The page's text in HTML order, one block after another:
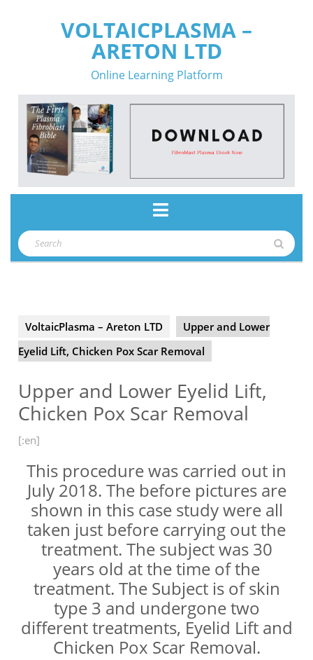
VOLTAICPLASMA –
ARETON LTD
Online Learning Platform
Button
Search
for:
VoltaicPlasma – Areton LTD
Upper and Lower
Eyelid Lift, Chicken Pox Scar Removal
Upper and Lower Eyelid Lift,
Chicken Pox Scar Removal
[:en]
This procedure was carried out in
July 2018. The before pictures are
shown in this case study were all
taken just before carrying out the
treatment. The subject was 30
years old at the time of the
treatment. The Subject is of skin
type 3 and undergone two
different treatments, Eyelid Lift and
Chicken Pox Scar Removal.